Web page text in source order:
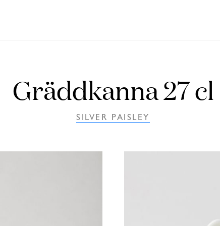
Gräddkanna 27 cl
SILVER PAISLEY